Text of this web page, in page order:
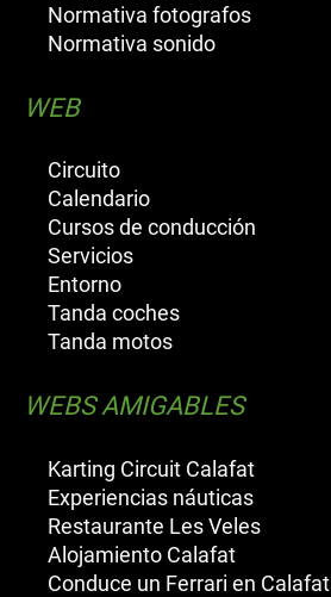
Normativa fotografos
Normativa sonido
WEB
Circuito
Calendario
Cursos de conducción
Servicios
Entorno
Tanda coches
Tanda motos
WEBS AMIGABLES
Karting Circuit Calafat
Experiencias náuticas
Restaurante Les Veles
Alojamiento Calafat
Conduce un Ferrari en Calafat